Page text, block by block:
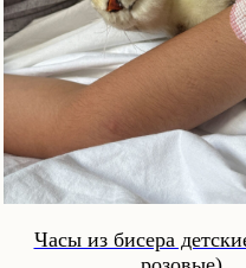
Часы из бисера